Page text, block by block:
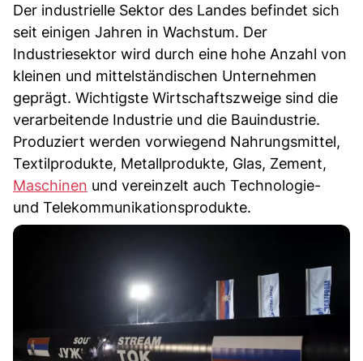
Der industrielle Sektor des Landes befindet sich
seit einigen Jahren in Wachstum. Der
Industriesektor wird durch eine hohe Anzahl von
kleinen und mittelständischen Unternehmen
geprägt. Wichtigste Wirtschaftszweige sind die
verarbeitende Industrie und die Bauindustrie.
Produziert werden vorwiegend Nahrungsmittel,
Textilprodukte, Metallprodukte, Glas, Zement,
Maschinen und vereinzelt auch Technologie-
und Telekommunikationsprodukte.